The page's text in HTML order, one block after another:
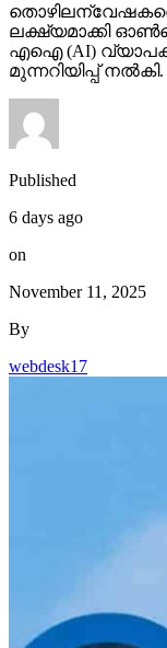
ലക്ഷ്യമാക്കി
എഐ (AI)
മുന്നറിയിപ്പ് നല്‍കി.
Published
6 days ago
on
November 11, 2025
By
webdesk17